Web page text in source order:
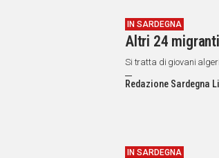
IN SARDEGNA
Altri 24
Si tratta di giovani
Redazione Sardegna
IN SARDEGNA